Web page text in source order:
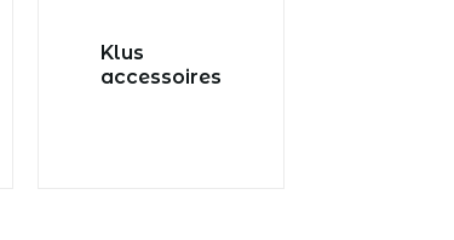
Klus
accessoires